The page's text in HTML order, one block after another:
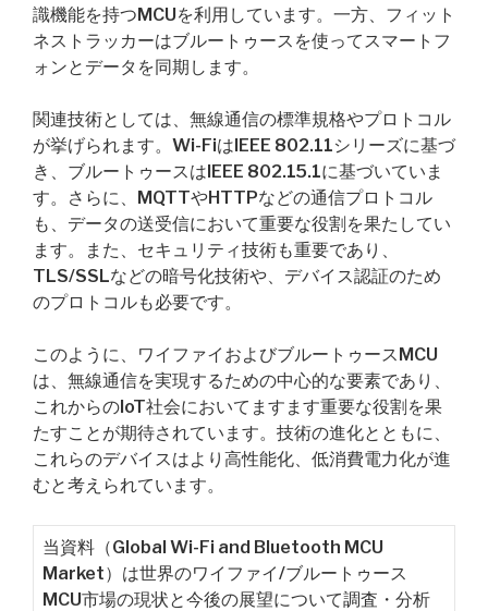
識機能を持つMCUを利用しています。一方、フィット
ネストラッカーはブルートゥースを使ってスマートフ
ォンとデータを同期します。
関連技術としては、無線通信の標準規格やプロトコル
が挙げられます。Wi-FiはIEEE 802.11シリーズに基づ
き、ブルートゥースはIEEE 802.15.1に基づいていま
す。さらに、MQTTやHTTPなどの通信プロトコル
も、データの送受信において重要な役割を果たしてい
ます。また、セキュリティ技術も重要であり、
TLS/SSLなどの暗号化技術や、デバイス認証のため
のプロトコルも必要です。
このように、ワイファイおよびブルートゥースMCU
は、無線通信を実現するための中心的な要素であり、
これからのIoT社会においてますます重要な役割を果
たすことが期待されています。技術の進化とともに、
これらのデバイスはより高性能化、低消費電力化が進
むと考えられています。
当資料（Global Wi-Fi and Bluetooth MCU
Market）は世界のワイファイ/ブルートゥース
MCU市場の現状と今後の展望について調査・分析